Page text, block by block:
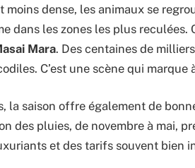
moins dense, les animaux se
dans les zones les plus reculées.
Mara. Des centaines de
C’est une scène qui
la saison offre également de
des pluies, de novembre à mai,
et des tarifs souvent bien